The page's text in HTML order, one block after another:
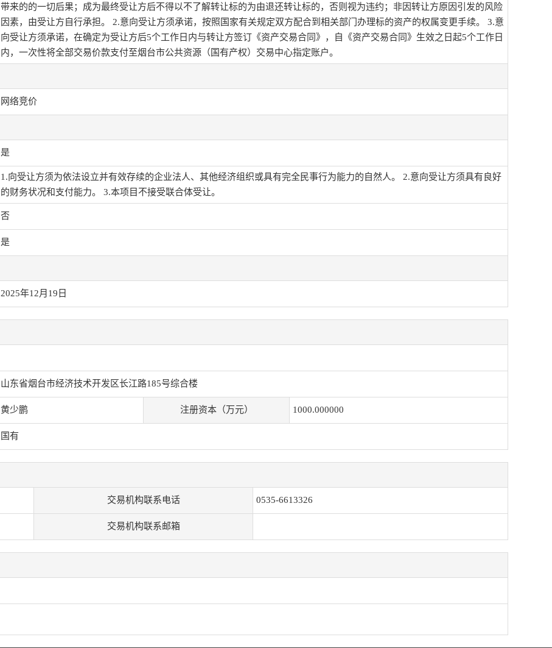
带来的的一切后果；成为最终受让方后不得以不了解转让标的为由退还转让标的，否则视为违约；非因转让方原因引发的风险
因素，由受让方自行承担。 2.意向受让方须承诺，按照国家有关规定双方配合到相关部门办理标的资产的权属变更手续。 3.意
向受让方须承诺，在确定为受让方后5个工作日内与转让方签订《资产交易合同》，自《资产交易合同》生效之日起5个工作日
内，一次性将全部交易价款支付至烟台市公共资源（国有产权）交易中心指定账户。
网络竞价
是
1.向受让方须为依法设立并有效存续的企业法人、其他经济组织或具有完全民事行为能力的自然人。 2.意向受让方须具有良好
的财务状况和支付能力。 3.本项目不接受联合体受让。
否
是
2025年12月19日
山东省烟台市经济技术开发区长江路185号综合楼
黄少鹏 注册资本（万元） 1000.000000
国有
交易机构联系电话 0535-6613326
交易机构联系邮箱